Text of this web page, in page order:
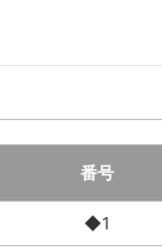
番号
◆1